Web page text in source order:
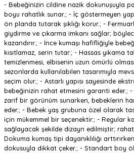
- Bebeğinizin cildine nazik dokunuşuyla
boyu rahatlık sunar.; - İç göstermeyen
ön planda tutarak şıklığı korur.; -
giydirme ve çıkarma imkanı sağlar;
kazandırır.; - İnce kumaşı hafifliğiyle
kısıtlamaz, serin tutar.; - Hassas yıkama
temizlenmesi, elbisenin uzun ömürlü
sezonlarda kullanılabilen tasarımıyla
seçim olur.; - Astarlı yapısı sayesinde
bebeğinizin rahat etmesini garanti eder.;
zarif bir görünüm sunarken, bebeklerin
eder.; - Bebek yaş grubuna özel olarak
için mükemmel bir seçenektir.; - Regular
sağlayacak şekilde dizayn edilmiştir;
Dokuma kumaş tipi dayanıklılığı
dokusuyla dikkat çeker.; - Standart boy